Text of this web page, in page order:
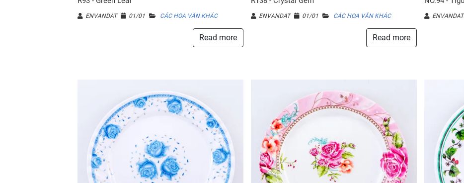
ENVANDAT 01/01 CÁC HOA VĂN KHÁC
Read more
ENVANDAT 01/01 CÁC HOA VĂN KHÁC
Read more
ENVANDAT